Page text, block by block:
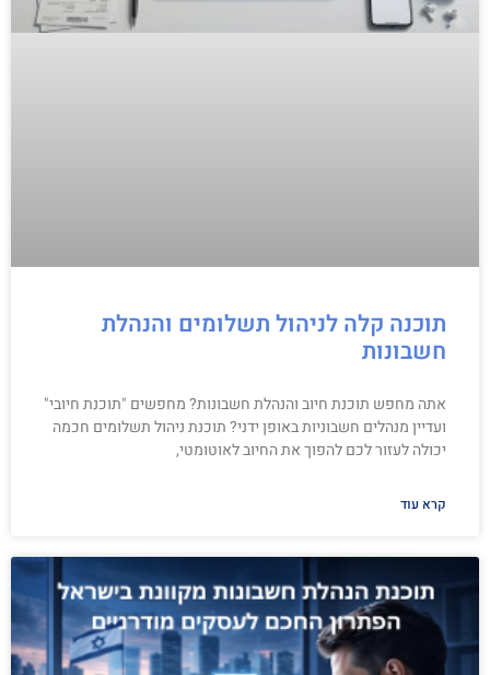
תוכנה קלה לניהול תשלומים והנהלת
חשבונות
אתה מחפש תוכנת חיוב והנהלת חשבונות? מחפשים "תוכנת חיובי"
ועדיין מנהלים חשבוניות באופן ידני? תוכנת ניהול תשלומים חכמה
יכולה לעזור לכם להפוך את החיוב לאוטומטי,
קרא עוד